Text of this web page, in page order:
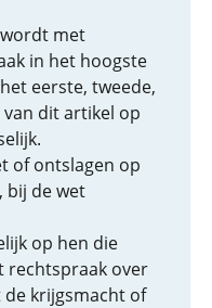
met
in het hoogste
eerste, tweede,
dit artikel op
of ontslagen op
bij de wet
op hen die
rechtspraak over
krijgsmacht of